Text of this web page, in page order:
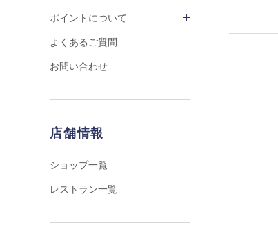
ポイントについて
よくあるご質問
お問い合わせ
店舗情報
ショップ一覧
レストラン一覧